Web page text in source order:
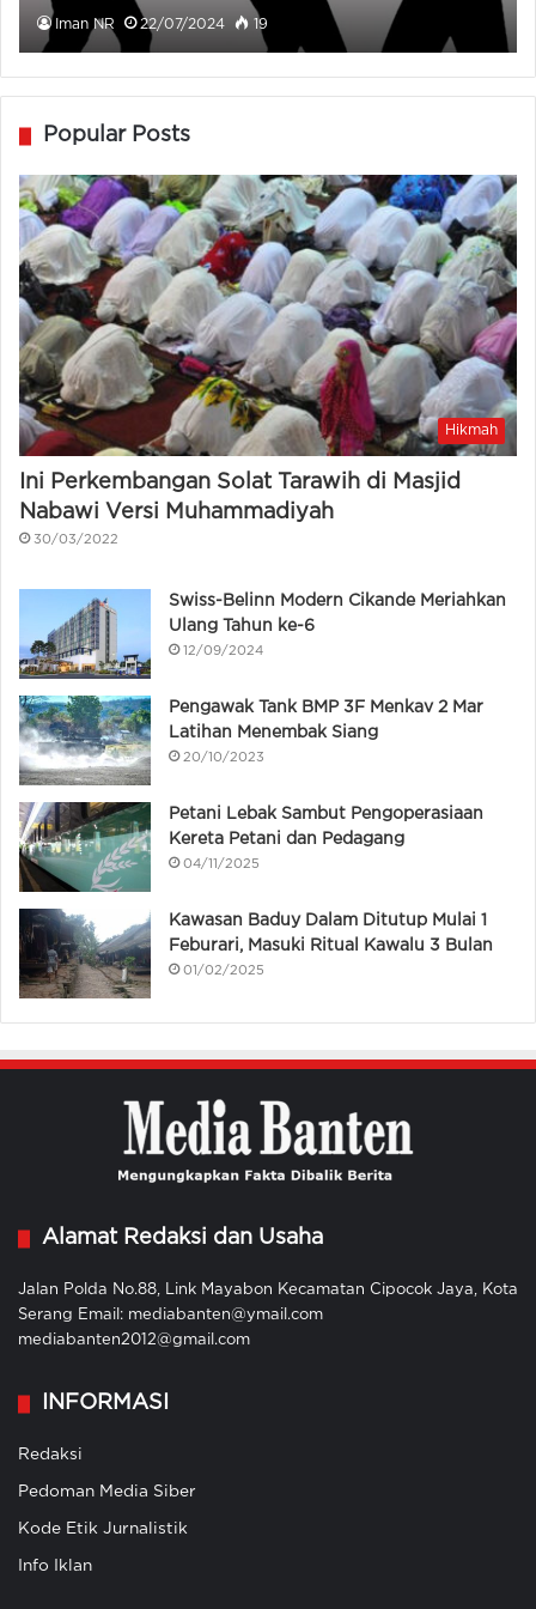
Iman NR 22/07/2024 19
Popular Posts
Hikmah
Ini Perkembangan Solat Tarawih di Masjid
Nabawi Versi Muhammadiyah
30/03/2022
Swiss-Belinn Modern Cikande Meriahkan
Ulang Tahun ke-6
12/09/2024
Pengawak Tank BMP 3F Menkav 2 Mar
Latihan Menembak Siang
20/10/2023
Petani Lebak Sambut Pengoperasiaan
Kereta Petani dan Pedagang
04/11/2025
Kawasan Baduy Dalam Ditutup Mulai 1
Feburari, Masuki Ritual Kawalu 3 Bulan
01/02/2025
Alamat Redaksi dan Usaha
Jalan Polda No.88, Link Mayabon Kecamatan Cipocok Jaya, Kota
Serang Email: mediabanten@ymail.com
mediabanten2012@gmail.com
INFORMASI
Redaksi
Pedoman Media Siber
Kode Etik Jurnalistik
Info Iklan